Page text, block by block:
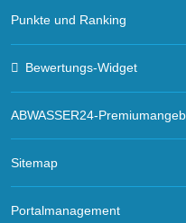
Punkte und Ranking
Bewertungs-Widget
ABWASSER24-
Sitemap
Portalmanagement